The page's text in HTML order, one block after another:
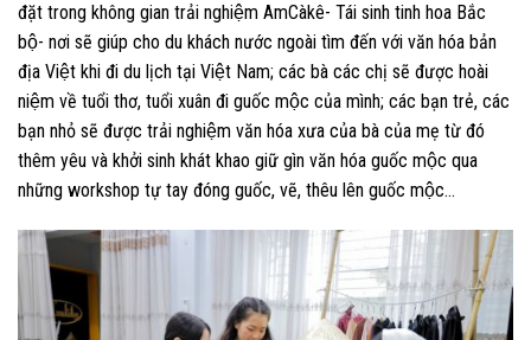
đặt trong không gian trải nghiệm AmCàkê- Tái sinh tinh hoa Bắc
bộ- nơi sẽ giúp cho du khách nước ngoài tìm đến với văn hóa bản
địa Việt khi đi du lịch tại Việt Nam; các bà các chị sẽ được hoài
niệm về tuổi thơ, tuổi xuân đi guốc mộc của mình; các bạn trẻ, các
bạn nhỏ sẽ được trải nghiệm văn hóa xưa của bà của mẹ từ đó
thêm yêu và khởi sinh khát khao giữ gìn văn hóa guốc mộc qua
những workshop tự tay đóng guốc, vẽ, thêu lên guốc mộc…